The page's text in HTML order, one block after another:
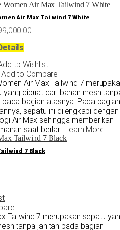
Air Max Tailwind 7 White
to Wishlist
Add to Compare
Air Max Tailwind 7
yang dibuat dari bahan mesh
pada bagian atasnya. Pada bagian
sepatu ini dilengkapi dengan
Air Max sehingga memberikan
saat berlari. Learn More
7 Black
Tailwind 7 merupakan sepatu
tanpa jahitan pada bagian